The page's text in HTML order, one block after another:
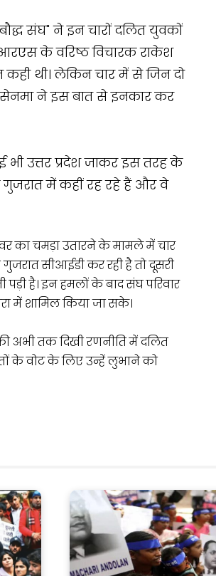
संघ" ने इन चारों दलित युवकों
के वरिष्ठ विचारक राकेश
थी। लेकिन चार में से जिन दो
सेनमा ने इस बात से इनकार कर
उत्तर प्रदेश जाकर इस तरह के
गुजरात में कहीं रह रहे हैं और वे
का चमड़ा उतारने के मामले में चार
सीआईडी कर रही है तो दूसरी
है। इन हमलों के बाद संघ परिवार
में शामिल किया जा सके।
अभी तक दिखी रणनीति में दलित
के वोट के लिए उन्हें लुभाने को